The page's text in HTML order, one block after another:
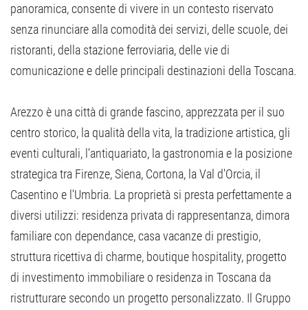
panoramica, consente di vivere in un contesto riservato
senza rinunciare alla comodità dei servizi, delle scuole, dei
ristoranti, della stazione ferroviaria, delle vie di
comunicazione e delle principali destinazioni della Toscana.
Arezzo è una città di grande fascino, apprezzata per il suo
centro storico, la qualità della vita, la tradizione artistica, gli
eventi culturali, l'antiquariato, la gastronomia e la posizione
strategica tra Firenze, Siena, Cortona, la Val d'Orcia, il
Casentino e l'Umbria. La proprietà si presta perfettamente a
diversi utilizzi: residenza privata di rappresentanza, dimora
familiare con dependance, casa vacanze di prestigio,
struttura ricettiva di charme, boutique hospitality, progetto
di investimento immobiliare o residenza in Toscana da
ristrutturare secondo un progetto personalizzato. Il Gruppo